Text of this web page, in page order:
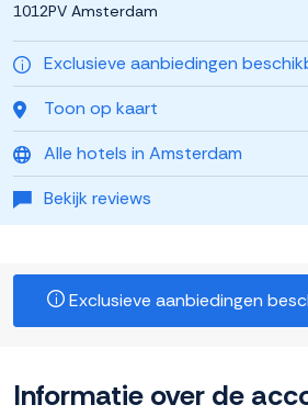
Exclusieve aanbiedingen
Toon op kaart
Alle hotels in Amsterdam
Bekijk reviews
1012PV Amsterdam
Exclusieve aanbiedingen
Informatie over de